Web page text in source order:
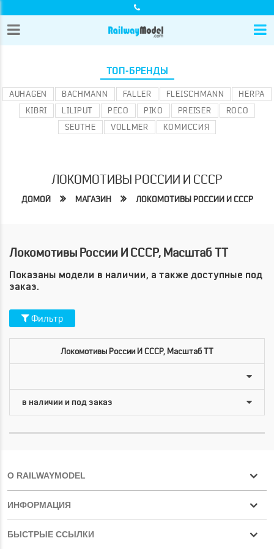
ТОП-БРЕНДЫ
AUHAGEN BACHMANN FALLER FLEISCHMANN
HERPA
KIBRI
LILIPUT PECO PIKO PREISER
ROCO
SEUTHE
VOLLMER КОМИССИЯ
ЛОКОМОТИВЫ РОССИИ И СССР
ДОМОЙ МАГАЗИН ЛОКОМОТИВЫ РОССИИ И СССР
Локомотивы России И СССР, Масштаб TT
Показаны модели в наличии, а также доступные под
заказ.
Фильтр
Локомотивы России И СССР, Масштаб TT
О RAILWAYMODEL
ИНФОРМАЦИЯ
БЫСТРЫЕ ССЫЛКИ